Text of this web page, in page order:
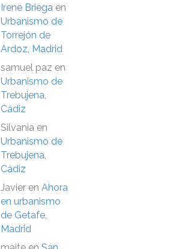
Irene Briega en
Urbanismo de
Torrejón de
Ardoz, Madrid
samuel paz en
Urbanismo de
Trebujena,
Cádiz
Silvania en
Urbanismo de
Trebujena,
Cádiz
Javier en Ahora
en urbanismo
de Getafe,
Madrid